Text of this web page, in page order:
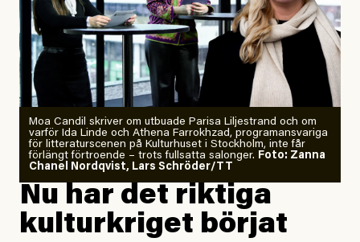
Moa Candil skriver om utbuade Parisa Liljestrand och om
varför Ida Linde och Athena Farrokhzad, programansvariga
för litteraturscenen på Kulturhuset i Stockholm, inte får
förlängt förtroende – trots fullsatta salonger. Foto: Zanna
Chanel Nordqvist, Lars Schröder/TT
Nu har det riktiga
kulturkriget börjat